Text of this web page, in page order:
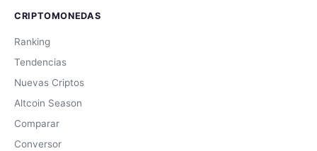
CRIPTOMONEDAS
Ranking
Tendencias
Nuevas Criptos
Altcoin Season
Comparar
Conversor